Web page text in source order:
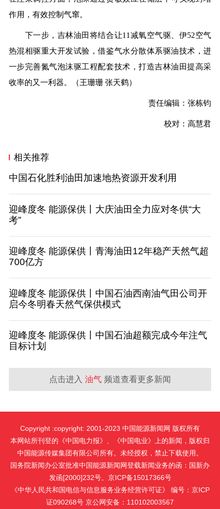
作用，有效控制气窜。
下一步，吉林油田将结合让11减氧空气驱、伊52空气
热混相驱重大开发试验，借鉴气水分散体系驱油技术，进
一步完善氮气泡沫驱工程配套技术，打造吉林油田提高采
收率的又一利器。（王珊珊 张天鹤）
责任编辑：张栋钧
校对：高慧君
相关推荐
中国石化胜利油田加速地热资源开发利用
迎峰度冬 能源保供丨大庆油田全力应对冬供“大
考”
迎峰度冬 能源保供丨青海油田12年稳产天然气超
700亿方
迎峰度冬 能源保供丨中国石油西南油气田公司开
启今冬明春天然气保供模式
迎峰度冬 能源保供丨中国石油超额完成今年注气
目标计划
点击进入 油气 频道查看更多新闻
Copyright :copyright: 2001-2023 中国能源新闻网 版权所有
本网站所刊登的《中国电力报》、《中国电业》上的新闻，版权归
中国能源传媒集团有限公司所有。未经授权，禁止下载使用。
国务院新闻办公室批准中国能源新闻网登载新闻业务的函：国新办
发函[2000]232号。京ICP备15017366号
《中华人民共和国电信与信息服务业务经营许可证》 编号：京ICP
证090268号 京公网安备：110102003567